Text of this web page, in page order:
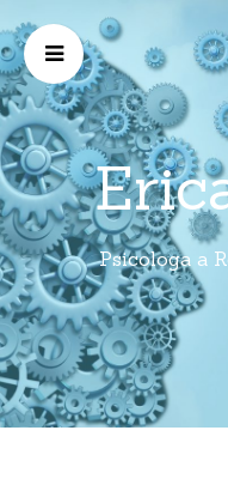
Psicologa a